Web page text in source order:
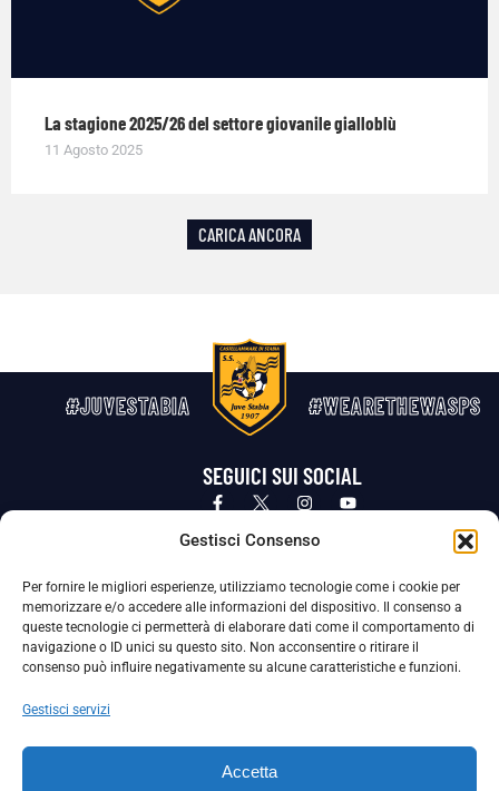
Gestisci Consenso
Per fornire le migliori esperienze, utilizziamo tecnologie come i cookie per
memorizzare e/o accedere alle informazioni del dispositivo. Il consenso a
queste tecnologie ci permetterà di elaborare dati come il comportamento di
navigazione o ID unici su questo sito. Non acconsentire o ritirare il
consenso può influire negativamente su alcune caratteristiche e funzioni.
Gestisci servizi
Accetta
La stagione 2025/26 del settore giovanile gialloblù
11 Agosto 2025
CARICA ANCORA
#JUVESTABIA #WEARETHEWASPS
SEGUICI SUI SOCIAL
Privacy Policy Cookie Policy
La Società ha nominato il Responsabile della Protezione dei Dati Personali (DPO), figura specializzata che vigila sulle modalità
adottate dalla nostra Società per tutelare i Suoi dati personali.
Per contattare il DPO può scrivere a